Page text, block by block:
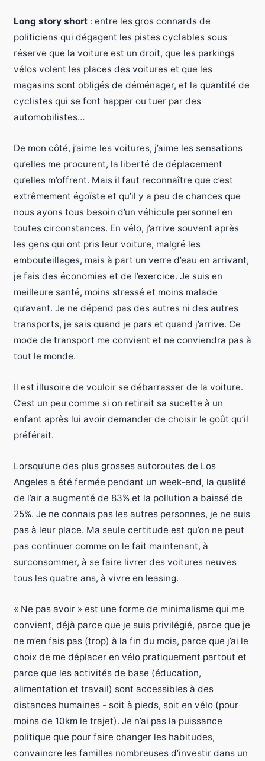
Long story short : entre les gros connards de
politiciens qui dégagent les pistes cyclables sous
réserve que la voiture est un droit, que les parkings
vélos volent les places des voitures et que les
magasins sont obligés de déménager, et la quantité de
cyclistes qui se font happer ou tuer par des
automobilistes…
De mon côté, j’aime les voitures, j’aime les sensations
qu’elles me procurent, la liberté de déplacement
qu’elles m’offrent. Mais il faut reconnaître que c’est
extrêmement égoïste et qu’il y a peu de chances que
nous ayons tous besoin d’un véhicule personnel en
toutes circonstances. En vélo, j’arrive souvent après
les gens qui ont pris leur voiture, malgré les
embouteillages, mais à part un verre d’eau en arrivant,
je fais des économies et de l’exercice. Je suis en
meilleure santé, moins stressé et moins malade
qu’avant. Je ne dépend pas des autres ni des autres
transports, je sais quand je pars et quand j’arrive. Ce
mode de transport me convient et ne conviendra pas à
tout le monde.
Il est illusoire de vouloir se débarrasser de la voiture.
C’est un peu comme si on retirait sa sucette à un
enfant après lui avoir demander de choisir le goût qu’il
préférait.
Lorsqu’une des plus grosses autoroutes de Los
Angeles a été fermée pendant un week-end, la qualité
de l’air a augmenté de 83% et la pollution a baissé de
25%. Je ne connais pas les autres personnes, je ne suis
pas à leur place. Ma seule certitude est qu’on ne peut
pas continuer comme on le fait maintenant, à
surconsommer, à se faire livrer des voitures neuves
tous les quatre ans, à vivre en leasing.
« Ne pas avoir » est une forme de minimalisme qui me
convient, déjà parce que je suis privilégié, parce que je
ne m’en fais pas (trop) à la fin du mois, parce que j’ai le
choix de me déplacer en vélo pratiquement partout et
parce que les activités de base (éducation,
alimentation et travail) sont accessibles à des
distances humaines - soit à pieds, soit en vélo (pour
moins de 10km le trajet). Je n’ai pas la puissance
politique que pour faire changer les habitudes,
convaincre les familles nombreuses d’investir dans un